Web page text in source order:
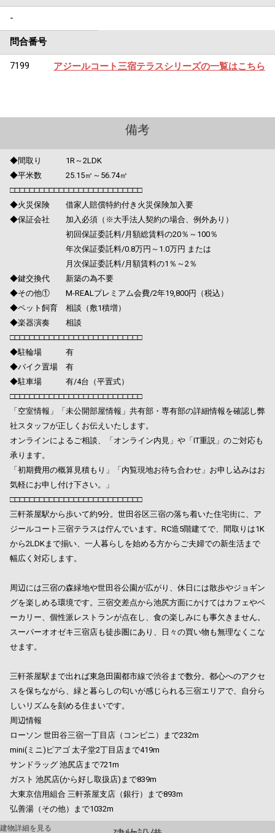
-
問合番号
7199 アジールコート三宿テラスシリーズの一覧はこちら
備考
◆間取り 1R～2LDK
◆平米数 25.15㎡～56.74㎡
□□□□□□□□□□□□□□□□□□□□□□□□□□□
◆火災保険 借家人賠償特約付き火災保険加入要
◆保証会社 加入必須（※大手法人契約の場合、例外あり）
初回保証委託料/月額総賃料の20％～100％
年次保証委託料/0.8万円～1.0万円 または
月次保証委託料/月額賃料の1％～2％
◆鍵交換代 新築の為不要
◆その他① M-REALプレミアム会費/2年19,800円（税込）
◆ペット飼育 相談（敷1積増）
◆楽器演奏 相談
□□□□□□□□□□□□□□□□□□□□□□□□□□□
◆駐輪場 有
◆バイク置場 有
◆駐車場 有/4台（平置式）
□□□□□□□□□□□□□□□□□□□□□□□□□□□
「空室情報」「未公開部屋情報」共有部・専有部の詳細情報を確認し弊
社スタッフが正しくお伝えいたします。
オンラインによるご相談、「オンライン内見」や「IT重説」のご対応も
承ります。
「初期費用の概算見積もり」「内覧現地お待ち合わせ」お申し込みはお
気軽にお申し付け下さい。」
□□□□□□□□□□□□□□□□□□□□□□□□□□□
三軒茶屋駅から歩いて約9分。世田谷区三宿の落ち着いた住宅街に、ア
ジールコート三宿テラスは佇んでいます。RC造5階建てで、間取りは1K
から2LDKまで揃い、一人暮らしを始める方からご夫婦での新生活まで
幅広く対応します。
周辺には三宿の森緑地や世田谷公園が広がり、休日には散歩やジョギン
グを楽しめる環境です。三宿交差点から池尻方面にかけてはカフェやベ
ーカリー、個性派レストランが点在し、食の楽しみにも事欠きません。
スーパーオオゼキ三宿店も徒歩圏にあり、日々の買い物も無理なくこな
せます。
三軒茶屋駅まで出れば東急田園都市線で渋谷まで数分。都心へのアクセ
スを保ちながら、緑と暮らしの匂いが感じられる三宿エリアで、自分ら
しいリズムを刻める住まいです。
周辺情報
ローソン 世田谷三宿一丁目店（コンビニ）まで232m
mini(ミニ)ピアゴ 太子堂2丁目店まで419m
サンドラッグ 池尻店まで721m
ガスト 池尻店(から好し取扱店)まで839m
大東京信用組合 三軒茶屋支店（銀行）まで893m
弘善湯（その他）まで1032m
建物詳細を見る